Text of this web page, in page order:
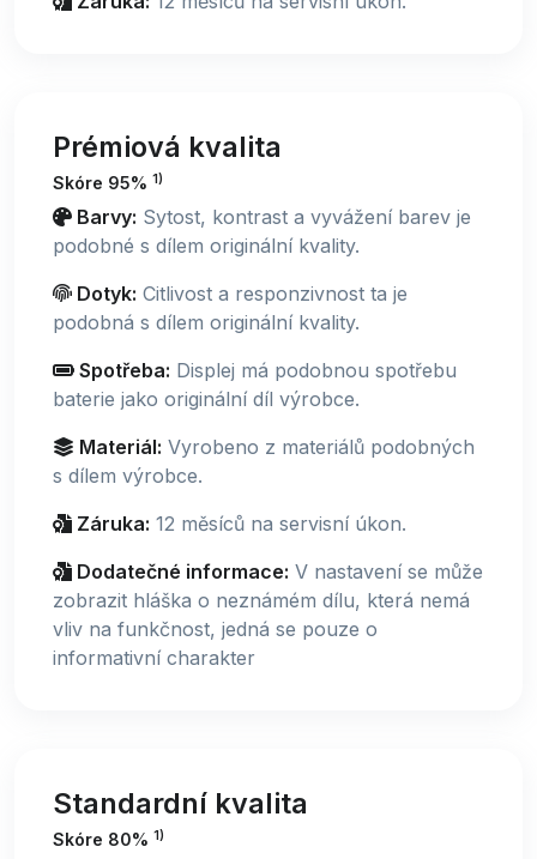
Prémiová kvalita
Skóre 95% 1)
Barvy: Sytost, kontrast a vyvážení barev je
podobné s dílem originální kvality.
Dotyk: Citlivost a responzivnost ta je
podobná s dílem originální kvality.
Spotřeba: Displej má podobnou spotřebu
baterie jako originální díl výrobce.
Materiál: Vyrobeno z materiálů podobných
s dílem výrobce.
Záruka: 12 měsíců na servisní úkon.
Dodatečné informace: V nastavení se může
zobrazit hláška o neznámém dílu, která nemá
vliv na funkčnost, jedná se pouze o
informativní charakter
Standardní kvalita
Skóre 80% 1)